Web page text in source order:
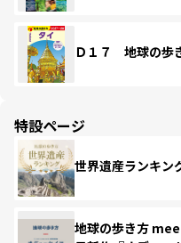
Ｄ１７ 地球の歩
特設ページ
世界遺産ランキン
地球の歩き方